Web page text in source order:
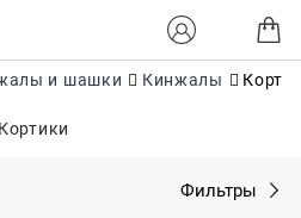
и шашки Кинжалы
Кортики
Фильтры